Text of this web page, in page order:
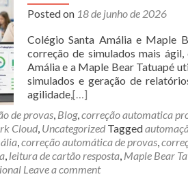
Posted on 18 de junho de 2026
Colégio Santa Amália e Maple
correção de simulados mais
Amália e a Maple Bear Tatuapé
simulados e geração de
agilidade,[…]
de provas, Blog,correção automatica
Cloud, Uncategorized Tagged
,correção automática de provas,
, leitura de cartão resposta, Maple Bear
Leave a comment